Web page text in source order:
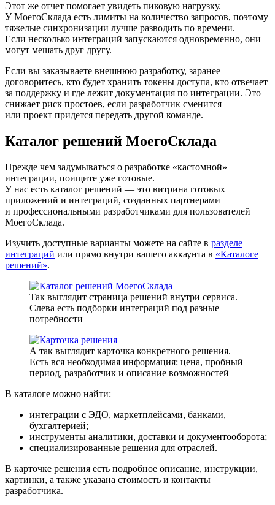
Этот же отчет помогает увидеть пиковую нагрузку.
У МоегоСклада есть лимиты на количество запросов, поэтому
тяжелые синхронизации лучше разводить по времени.
Если несколько интеграций запускаются одновременно, они
могут мешать друг другу.
Если вы заказываете внешнюю разработку, заранее
договоритесь, кто будет хранить токены доступа, кто отвечает
за поддержку и где лежит документация по интеграции. Это
снижает риск простоев, если разработчик сменится
или проект придется передать другой команде.
Каталог решений МоегоСклада
Прежде чем задумываться о разработке «кастомной»
интеграции, поищите уже готовые.
У нас есть каталог решений — это витрина готовых
приложений и интеграций, созданных партнерами
и профессиональными разработчиками для пользователей
МоегоСклада.
Изучить доступные варианты можете на сайте в разделе
интеграций или прямо внутри вашего аккаунта в «Каталоге
решений».
Так выглядит страница решений внутри сервиса.
Слева есть подборки интеграций под разные
потребности
А так выглядит карточка конкретного решения.
Есть вся необходимая информация: цена, пробный
период, разработчик и описание возможностей
В каталоге можно найти:
интеграции с ЭДО, маркетплейсами, банками,
бухгалтерией;
инструменты аналитики, доставки и документооборота;
специализированные решения для отраслей.
В карточке решения есть подробное описание, инструкции,
картинки, а также указана стоимость и контакты
разработчика.